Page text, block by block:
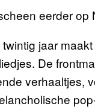
eerder op
jaar
De
verhaaltjes,